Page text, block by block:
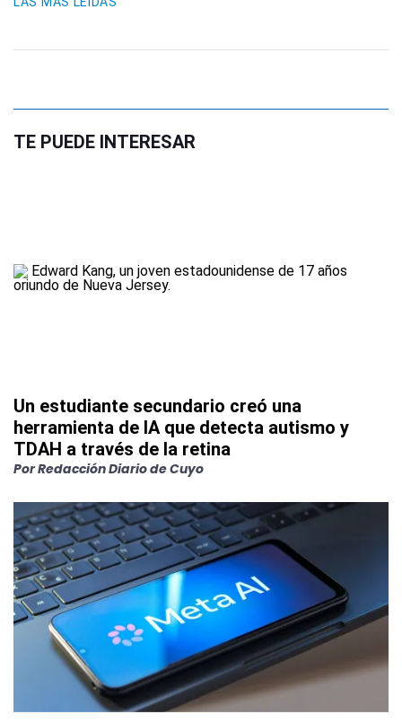
TE PUEDE INTERESAR
Un estudiante secundario creó una
herramienta de IA que detecta autismo y
TDAH a través de la retina
PorRedacción Diario de Cuyo